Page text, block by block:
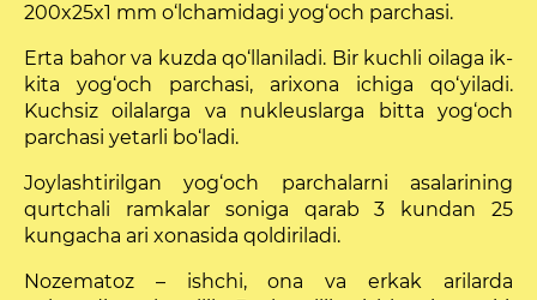
200x25x1 mm o‘lchamidagi yog‘och parchasi.
Erta bahor va kuzda qo‘llaniladi. Bir kuchli oilaga ik­
kita yog‘och parchasi, arixona ichiga qo‘yiladi.
Kuchsiz oilalarga va nukleuslarga bitta yog‘och
parchasi yetarli bo‘ladi.
Joylashtirilgan yog‘och parchalarni asalarining
qurt­chali ramkalar soniga qarab 3 kundan 25
kungacha ari xonasida qoldiriladi.
Nozematoz – ishchi, ona va erkak arilarda